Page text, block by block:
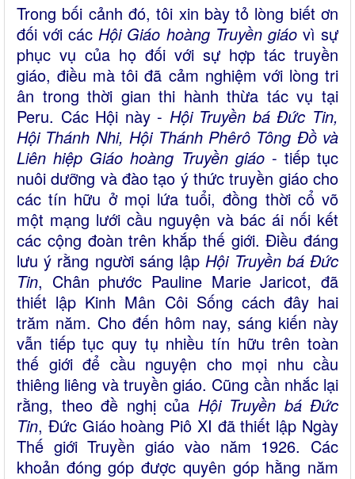
Trong bối cảnh đó, tôi xin bày tỏ lòng biết ơn
đối với các Hội Giáo hoàng Truyền giáovì sự
phục vụ của họ đối với sự hợp tác truyền
giáo, điều mà tôi đã cảm nghiệm với lòng tri
ân trong thời gian thi hành thừa tác vụ tại
Peru. Các Hội này - Hội Truyền bá Đức Tin,
Hội Thánh Nhi, Hội Thánh Phêrô Tông Đồ và
Liên hiệp Giáo hoàng Truyền giáo- tiếp tục
nuôi dưỡng và đào tạo ý thức truyền giáo cho
các tín hữu ở mọi lứa tuổi, đồng thời cổ võ
một mạng lưới cầu nguyện và bác ái nối kết
các cộng đoàn trên khắp thế giới. Điều đáng
lưu ý rằng người sáng lập Hội Truyền bá Đức
Tin, Chân phước Pauline Marie Jaricot, đã
thiết lập Kinh Mân Côi Sống cách đây hai
trăm năm. Cho đến hôm nay, sáng kiến này
vẫn tiếp tục quy tụ nhiều tín hữu trên toàn
thế giới để cầu nguyện cho mọi nhu cầu
thiêng liêng và truyền giáo. Cũng cần nhắc lại
rằng, theo đề nghị của Hội Truyền bá Đức
Tin, Đức Giáo hoàng Piô XI đã thiết lập Ngày
Thế giới Truyền giáo vào năm 1926. Các
khoản đóng góp được quyên góp hằng năm